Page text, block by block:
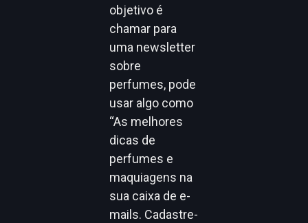
objetivo é
chamar para
uma newsletter
sobre
perfumes, pode
usar algo como
“As melhores
dicas de
perfumes e
maquiagens na
sua caixa de e-
mails. Cadastre-